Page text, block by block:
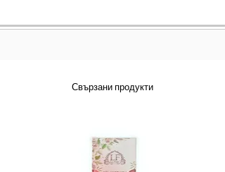
Свързани продукти